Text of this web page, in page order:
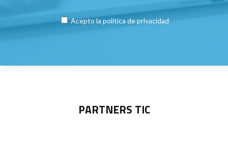
Acepto la política de privacidad
PARTNERS TIC